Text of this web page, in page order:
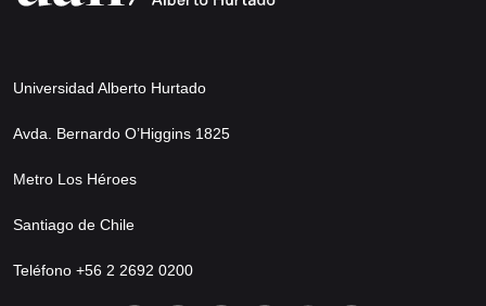
Universidad Alberto Hurtado
Avda. Bernardo O’Higgins 1825
Metro Los Héroes
Santiago de Chile
Teléfono +56 2 2692 0200